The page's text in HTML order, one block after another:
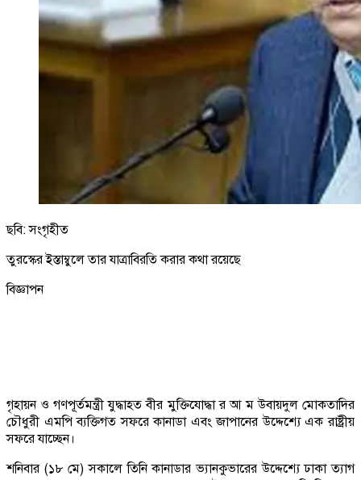
ছবি: সংগৃহীত
তুরস্কের ইস্তাম্বুলে তার যাত্রাবিরতি করার কথা রয়েছে
বিজ্ঞাপন
গৃহায়ন ও গণপূর্তমন্ত্রী যুদ্ধাহত বীর মুক্তিযোদ্ধা র আ ম উবায়দুল মোকতাদির
চৌধুরী এমপি ব্যক্তিগত সফরে কানাডা এবং জাপানের উদ্দেশ্যে এক রাষ্ট্রীয়
সফরে যাচ্ছেন।
শনিবার (১৮ মে) সকালে তিনি কানাডার ভ্যানকুভারের উদ্দেশ্যে ঢাকা ত্যাগ